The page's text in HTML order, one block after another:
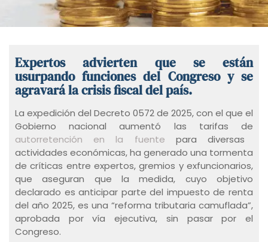
Expertos advierten que se están
usurpando funciones del Congreso y se
agravará la crisis fiscal del país.
La expedición del Decreto 0572 de 2025, con el que el
Gobierno nacional aumentó las tarifas de
autorretención en la fuente para diversas
actividades económicas, ha generado una tormenta
de críticas entre expertos, gremios y exfuncionarios,
que aseguran que la medida, cuyo objetivo
declarado es anticipar parte del impuesto de renta
del año 2025, es una “reforma tributaria camuflada”,
aprobada por vía ejecutiva, sin pasar por el
Congreso.